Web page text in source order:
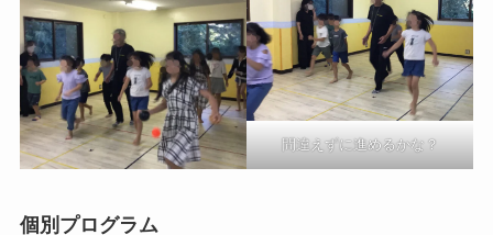
間違えずに進めるかな？
個別プログラム